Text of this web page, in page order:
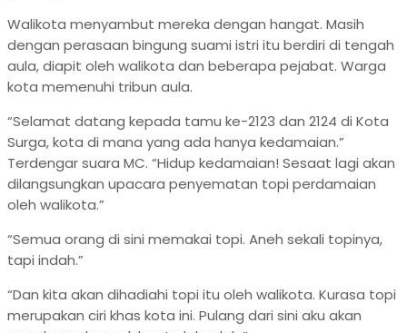
Walikota menyambut mereka dengan hangat. Masih
dengan perasaan bingung suami istri itu berdiri di tengah
aula, diapit oleh walikota dan beberapa pejabat. Warga
kota memenuhi tribun aula.
“Selamat datang kepada tamu ke-2123 dan 2124 di Kota
Surga, kota di mana yang ada hanya kedamaian.”
Terdengar suara MC. “Hidup kedamaian! Sesaat lagi akan
dilangsungkan upacara penyematan topi perdamaian
oleh walikota.”
“Semua orang di sini memakai topi. Aneh sekali topinya,
tapi indah.”
“Dan kita akan dihadiahi topi itu oleh walikota. Kurasa topi
merupakan ciri khas kota ini. Pulang dari sini aku akan